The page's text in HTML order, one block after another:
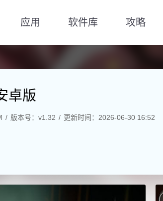
应用 软件库 攻略
卓版
版本号：v1.32 更新时间：2026-06-30 16:52